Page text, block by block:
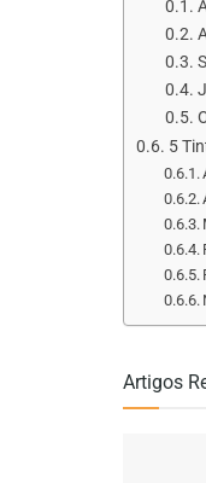
5
Artigos